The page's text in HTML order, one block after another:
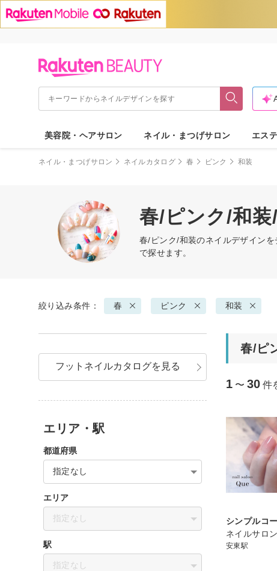
美容院・ヘアサロン ネイル・まつげサロン エス
ネイル・まつげサロン ネイルカタログ 春 ピンク 和装
春/ピンク/和
春/ピンク/和装のネイルデザイン
で探せます。
絞り込み条件： 春 ピンク 和装
春/ピ
1 〜 30 件
シンプルコ
ネイルサロ
安東駅
フットネイルカタログを見る
エリア・駅
都道府県
指定なし
エリア
指定なし
駅
指定なし